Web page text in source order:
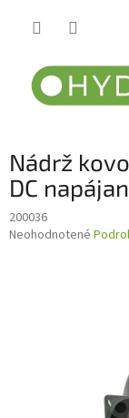
Nádrž
DC
200036
Priemerné
Neohodnotené